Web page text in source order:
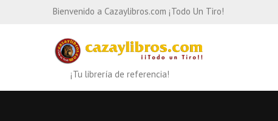
Bienvenido a Cazaylibros.com ¡Todo Un Tiro!
¡Tu librería de referencia!